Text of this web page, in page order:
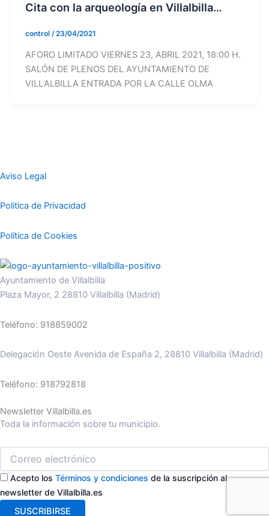
Cita con la arqueología en Villalbilla…
control /23/04/2021
AFORO LIMITADO VIERNES 23, ABRIL 2021, 18:00 H.
SALÓN DE PLENOS DEL AYUNTAMIENTO DE
VILLALBILLA ENTRADA POR LA CALLE OLMA
Aviso Legal
Politica de Privacidad
Política de Cookies
Ayuntamiento de Villalbilla
Plaza Mayor, 2 28810 Villalbilla (Madrid)
Teléfono: 918859002
Delegación Oeste Avenida de España 2, 28810 Villalbilla (Madrid)
Teléfono: 918792818
Newsletter Villalbilla.es
Toda la información sobre tu municipio.
Acepto los Términos y condiciones de la suscripción al
newsletter de Villalbilla.es
SUSCRIBIRSE